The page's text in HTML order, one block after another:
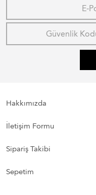
Hakkımızda
İletişim Formu
Sipariş Takibi
Sepetim